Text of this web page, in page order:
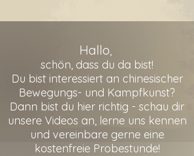
Hallo,
schön, dass du da bist!
Du bist interessiert an chinesischer
Bewegungs- und Kampfkunst?
Dann bist du hier richtig - schau dir
unsereVideos an, lerne uns kennen
und vereinbare gerne eine
kostenfreie Probestunde!